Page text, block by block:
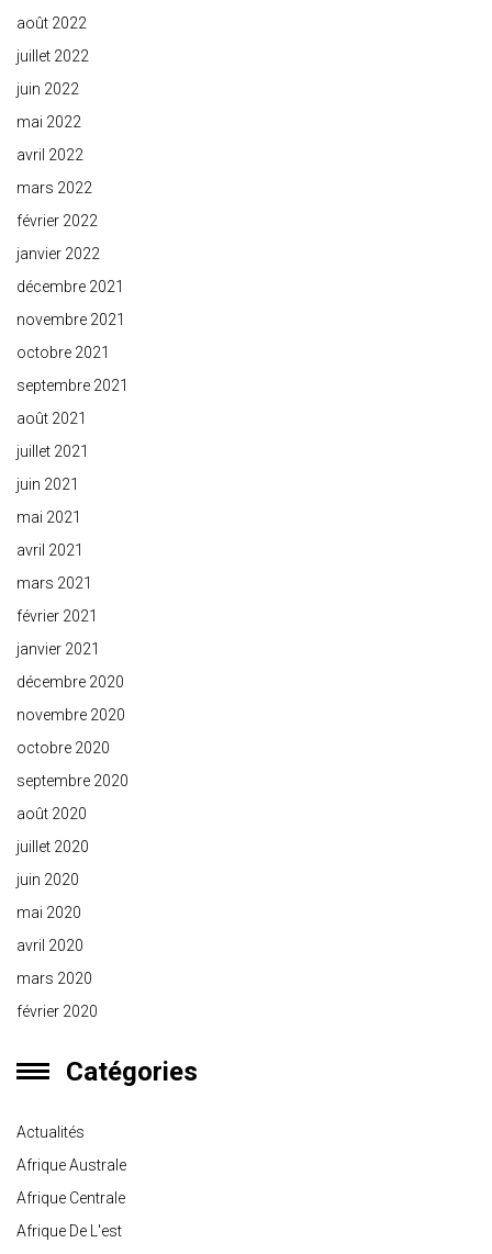
août 2022
juillet 2022
juin 2022
mai 2022
avril 2022
mars 2022
février 2022
janvier 2022
décembre 2021
novembre 2021
octobre 2021
septembre 2021
août 2021
juillet 2021
juin 2021
mai 2021
avril 2021
mars 2021
février 2021
janvier 2021
décembre 2020
novembre 2020
octobre 2020
septembre 2020
août 2020
juillet 2020
juin 2020
mai 2020
avril 2020
mars 2020
février 2020
Catégories
Actualités
Afrique Australe
Afrique Centrale
Afrique De L'est